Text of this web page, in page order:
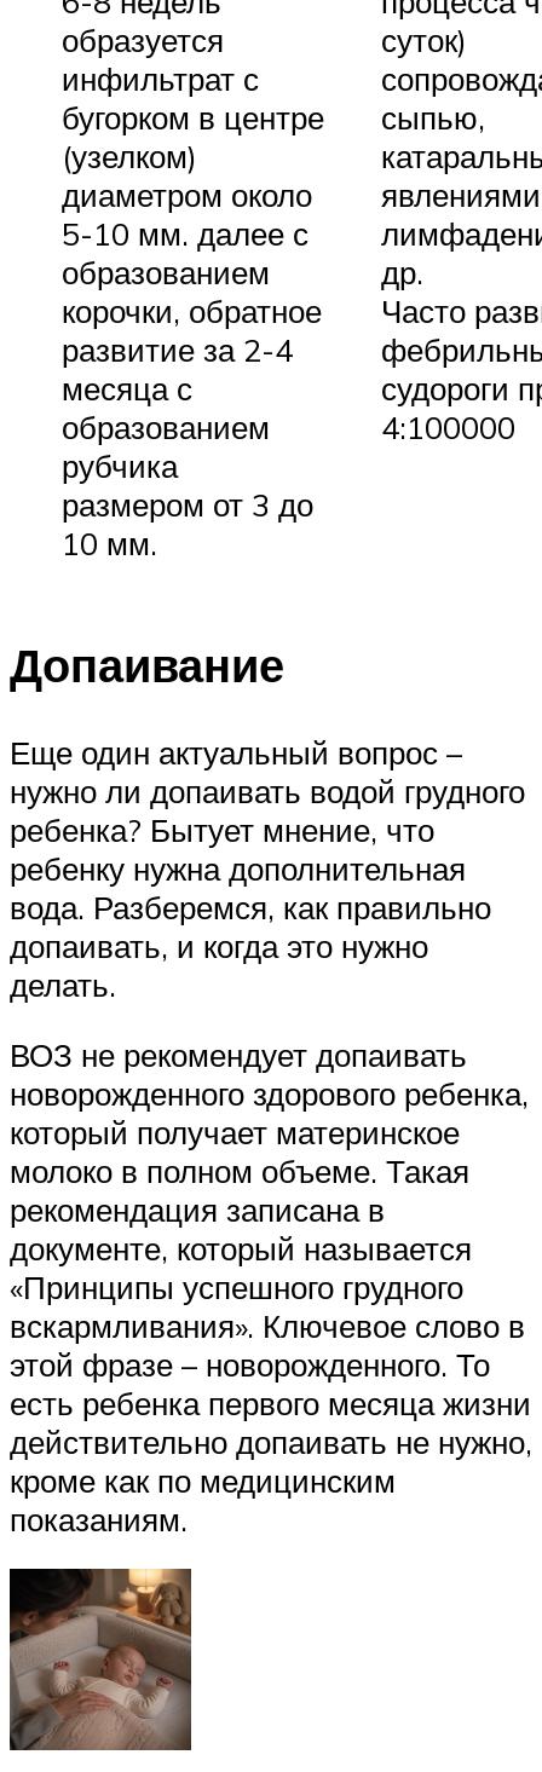
образуется
инфильтрат с
бугорком в центре
(узелком)
диаметром около
5-10 мм. далее с
образованием
корочки, обратное
развитие за 2-4
месяца с
образованием
рубчика
размером от 3 до
10 мм.
суток)
сыпью,
др.
Часто
судороги
4:100000
Допаивание
Еще один актуальный вопрос –
нужно ли допаивать водой грудного
ребенка? Бытует мнение, что
ребенку нужна дополнительная
вода. Разберемся, как правильно
допаивать, и когда это нужно
делать.
ВОЗ не рекомендует допаивать
новорожденного здорового ребенка,
который получает материнское
молоко в полном объеме. Такая
рекомендация записана в
документе, который называется
«Принципы успешного грудного
вскармливания». Ключевое слово в
этой фразе – новорожденного. То
есть ребенка первого месяца жизни
действительно допаивать не нужно,
кроме как по медицинским
показаниям.